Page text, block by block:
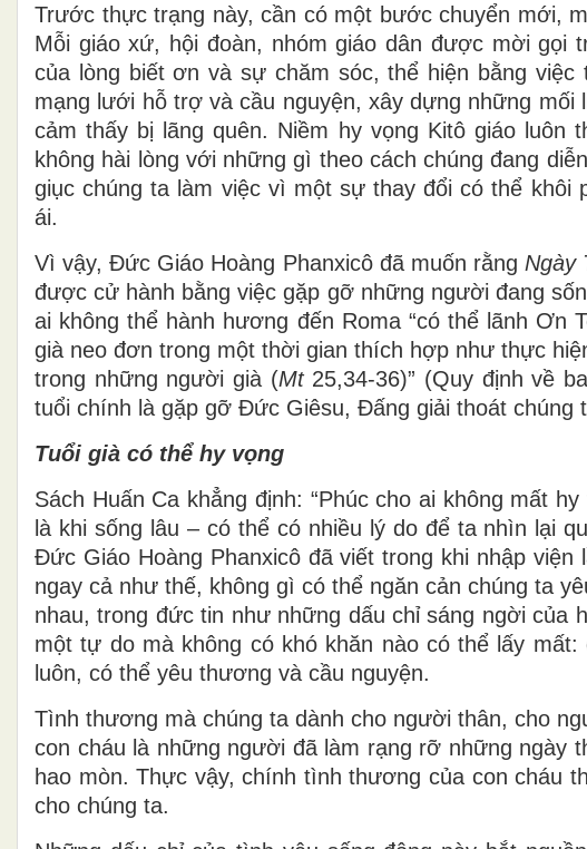
Trước thực trạng này, cần có một bước chuyển mới,
Mỗi giáo xứ, hội đoàn, nhóm giáo dân được mời gọi
của lòng biết ơn và sự chăm sóc, thể hiện bằng
mạng lưới hỗ trợ và cầu nguyện, xây dựng những mối
cảm thấy bị lãng quên. Niềm hy vọng Kitô giáo
không hài lòng với những gì theo cách chúng đang
giục chúng ta làm việc vì một sự thay đổi có thể
ái.
Vì vậy, Đức Giáo Hoàng Phanxicô đã muốn rằng Ngày
được cử hành bằng việc gặp gỡ những người đang
ai không thể hành hương đến Roma “có thể lãnh Ơn
già neo đơn trong một thời gian thích hợp như thực
trong những người già (Mt25,34-36)” (Quy định về
tuổi chính là gặp gỡ Đức Giêsu, Đấng giải thoát chúng
Tuổi già có thể hy vọng
Sách Huấn Ca khẳng định: “Phúc cho ai không mất
là khi sống lâu – có thể có nhiều lý do để ta nhìn lại
Đức Giáo Hoàng Phanxicô đã viết trong khi nhập
ngay cả như thế, không gì có thể ngăn cản chúng ta
nhau, trong đức tin như những dấu chỉ sáng ngời của
một tự do mà không có khó khăn nào có thể lấy
luôn, có thể yêu thương và cầu nguyện.
Tình thương mà chúng ta dành cho người thân, cho
con cháu là những người đã làm rạng rỡ những ngày
hao mòn. Thực vậy, chính tình thương của con cháu
cho chúng ta.